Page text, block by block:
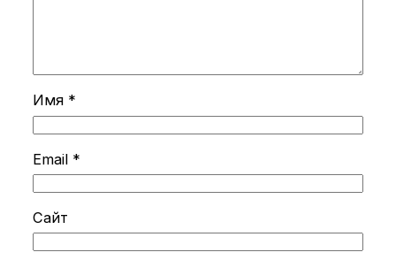
Имя *
Email *
Сайт